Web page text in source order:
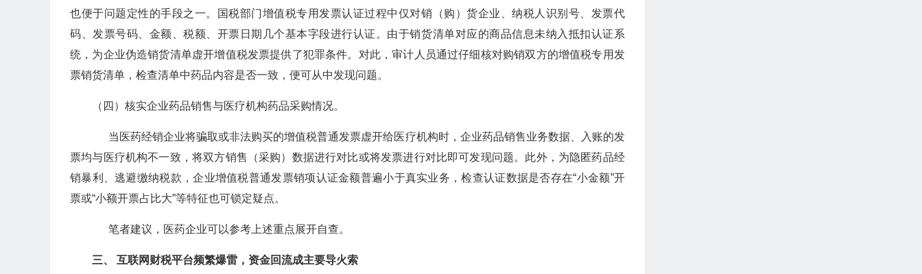
也便于问题定性的手段之一。国税部门增值税专用发票认证过程中仅对销（购）货企业、纳税人识别号、发票代
码、发票号码、金额、税额、开票日期几个基本字段进行认证。由于销货清单对应的商品信息未纳入抵扣认证系
统，为企业伪造销货清单虚开增值税发票提供了犯罪条件。对此，审计人员通过仔细核对购销双方的增值税专用发
票销货清单，检查清单中药品内容是否一致，便可从中发现问题。
（四）核实企业药品销售与医疗机构药品采购情况。
当医药经销企业将骗取或非法购买的增值税普通发票虚开给医疗机构时，企业药品销售业务数据、入账的发
票均与医疗机构不一致，将双方销售（采购）数据进行对比或将发票进行对比即可发现问题。此外，为隐匿药品经
销暴利、逃避缴纳税款，企业增值税普通发票销项认证金额普遍小于真实业务，检查认证数据是否存在“小金额”开
票或“小额开票占比大”等特征也可锁定疑点。
笔者建议，医药企业可以参考上述重点展开自查。
三、 互联网财税平台频繁爆雷，资金回流成主要导火索